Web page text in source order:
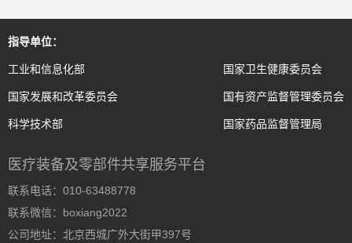
指导单位：
工业和信息化部
国家发展和改革委员会
科学技术部
国家卫生健康委员会
国有资产监督管理委员会
国家药品监督管理局
医疗装备及零部件共享服务平台
联系电话：010-63488778
联系微信：boxiang2022
公司地址：北京西城广外大街甲397号